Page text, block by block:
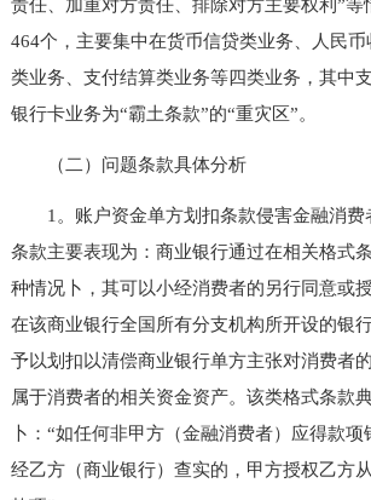
责任、加重对方责任、排除对方主要权利”等
464个，主要集中在货币信贷类业务、人民
类业务、支付结算类业务等四类业务，其中
银行卡业务为“霸土条款”的“重灾区”。
（二）问题条款具体分析
1。账户资金单方划扣条款侵害金融消费
条款主要表现为：商业银行通过在相关格式
种情况卜，其可以小经消费者的另行同意或
在该商业银行全国所有分支机构所开设的银
予以划扣以清偿商业银行单方主张对消费者
属于消费者的相关资金资产。该类格式条款
卜：“如任何非甲方（金融消费者）应得款项
经乙方（商业银行）查实的，甲方授权乙方